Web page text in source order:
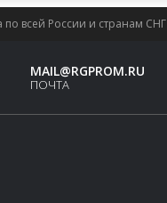
по всей России и странам СНГ
MAIL@RGPROM.RU
ПОЧТА